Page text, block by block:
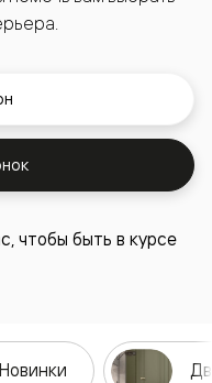
чтобы быть в курсе
Новинки